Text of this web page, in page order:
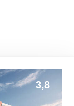
3,8